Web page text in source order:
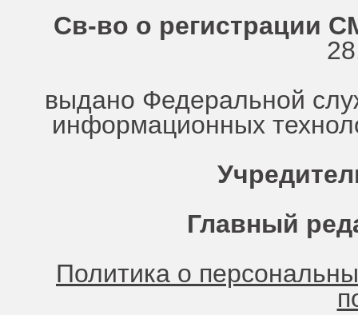
Св-во о регистрации
выдано Федеральной
информационных
Главный
Политика о